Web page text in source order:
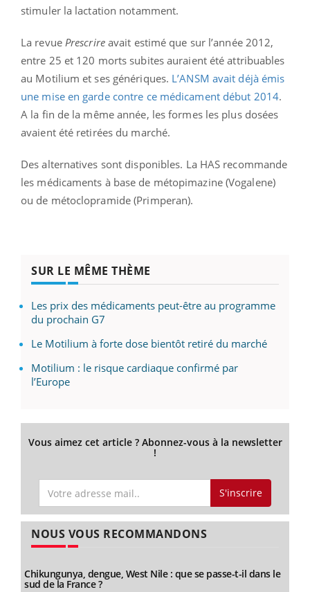
stimuler la lactation notamment.
La revue Prescrire avait estimé que sur l’année 2012,
entre 25 et 120 morts subites auraient été attribuables
au Motilium et ses génériques. L’ANSM avait déjà émis
une mise en garde contre ce médicament début 2014.
A la fin de la même année, les formes les plus dosées
avaient été retirées du marché.
Des alternatives sont disponibles. La HAS recommande
les médicaments à base de métopimazine (Vogalene)
ou de métoclopramide (Primperan).
SUR LE MÊME THÈME
Les prix des médicaments peut-être au programme
du prochain G7
Le Motilium à forte dose bientôt retiré du marché
Motilium : le risque cardiaque confirmé par
l’Europe
Vous aimez cet article ? Abonnez-vous à la newsletter
!
S'inscrire
NOUS VOUS RECOMMANDONS
Chikungunya, dengue, West Nile : que se passe-t-il dans le
sud de la France ?